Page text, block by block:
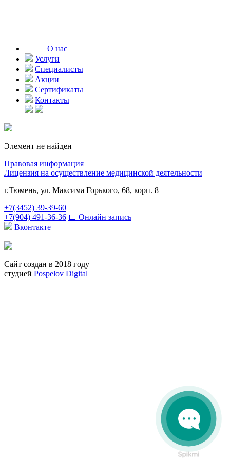
О нас
Услуги
Специалисты
Акции
Сертификаты
Контакты
Элемент не найден
Правовая информация
Лицензия на осуществление медицинской деятельности
г.Тюмень, ул. Максима Горького, 68, корп. 8
+7(3452) 39-39-60
+7(904) 491-36-36 📅 Онлайн запись
Вконтакте
Сайт создан в 2018 году
студией Pospelov Digital